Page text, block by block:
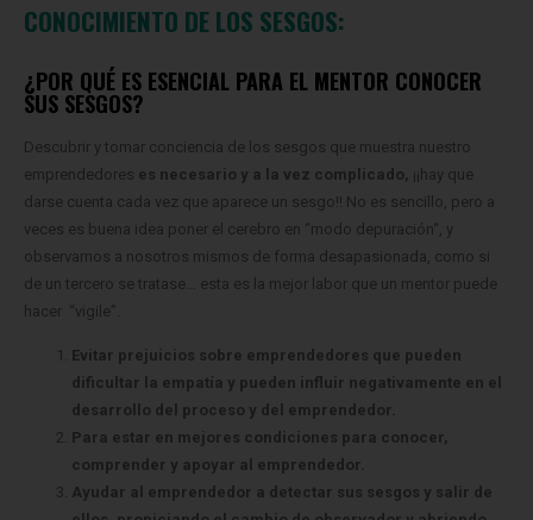
CONOCIMIENTO DE LOS SESGOS:
¿POR QUÉ ES ESENCIAL PARA EL MENTOR CONOCER
SUS SESGOS?
Descubrir y tomar conciencia de los sesgos que muestra nuestro
emprendedores es necesario y a la vez complicado, ¡¡hay que
darse cuenta cada vez que aparece un sesgo!! No es sencillo, pero a
veces es buena idea poner el cerebro en “modo depuración“, y
observarnos a nosotros mismos de forma desapasionada, como si
de un tercero se tratase… esta es la mejor labor que un mentor puede
hacer “vigile”.
Evitar prejuicios sobre emprendedores que pueden
dificultar la empatía y pueden influir negativamente en el
desarrollo del proceso y del emprendedor.
Para estar en mejores condiciones para conocer,
comprender y apoyar al emprendedor.
Ayudar al emprendedor a detectar sus sesgos y salir de